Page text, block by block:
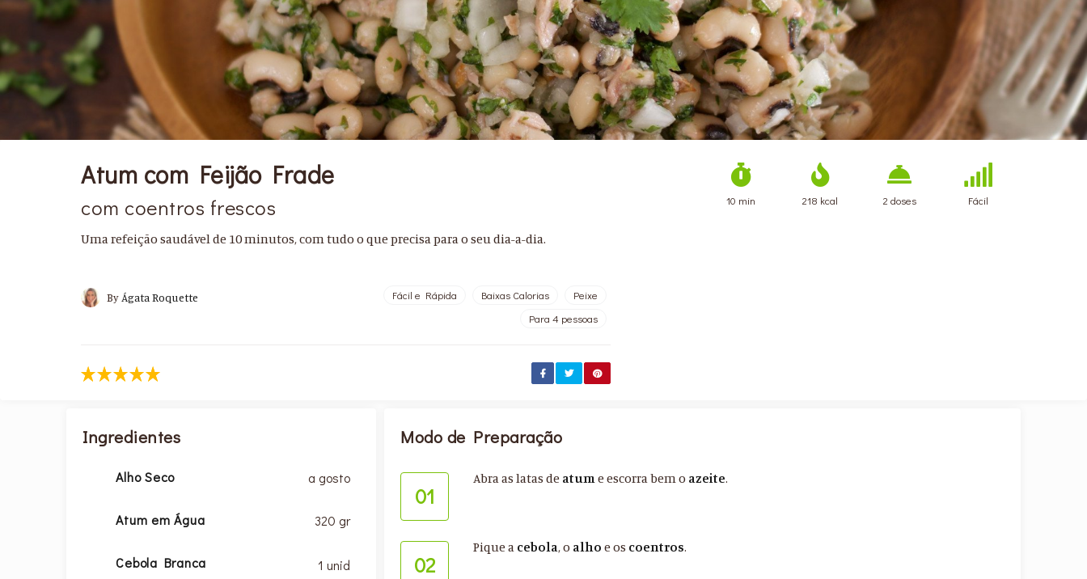
Atum com Feijão Frade
com coentros frescos
Uma refeição saudável de 10 minutos, com tudo o que precisa para o seu dia-a-dia.
By Ágata Roquette Fácil e Rápida Baixas Calorias
Peixe
Para 4 pessoas
10 min 218 kcal 2 doses Fácil
Ingredientes
Alho Seco a gosto
Atum em Água 320 gr
Cebola Branca 1 unid
Modo de Preparação
01
Abra as latas de atum e escorra bem o azeite.
02
Pique a cebola, o alho e os coentros.